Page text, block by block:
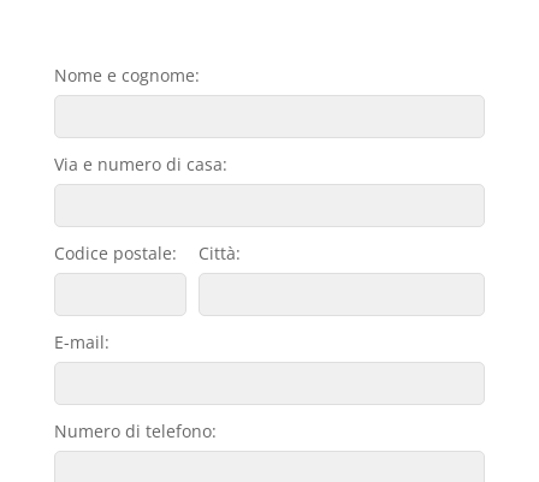
Nome e cognome:
Via e numero di casa:
Codice postale: Città:
E-mail:
Numero di telefono: